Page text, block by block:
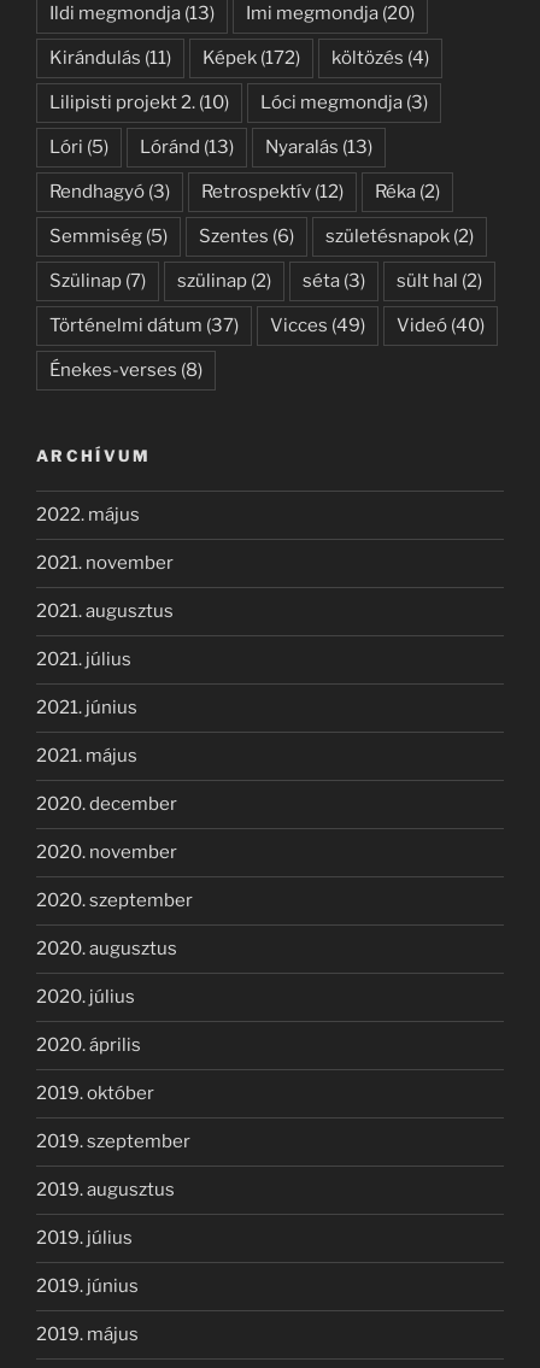
Ildi megmondja (13) Imi megmondja (20)
Kirándulás (11) Képek (172) költözés (4)
Lilipisti projekt 2. (10) Lóci megmondja (3)
Lóri (5) Lóránd (13) Nyaralás (13)
Rendhagyó (3) Retrospektív (12) Réka (2)
Semmiség (5) Szentes (6) születésnapok (2)
Szülinap (7) szülinap (2) séta (3) sült hal (2)
Történelmi dátum (37) Vicces (49) Videó (40)
Énekes-verses (8)
ARCHÍVUM
2022. május
2021. november
2021. augusztus
2021. július
2021. június
2021. május
2020. december
2020. november
2020. szeptember
2020. augusztus
2020. július
2020. április
2019. október
2019. szeptember
2019. augusztus
2019. július
2019. június
2019. május